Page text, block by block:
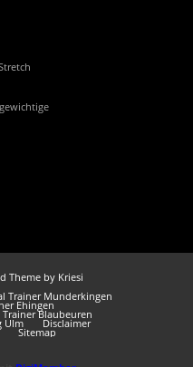
Theme by Kriesi
Trainer Munderkingen
Ehingen
Blaubeuren
Ulm Disclaimer
Sitemap